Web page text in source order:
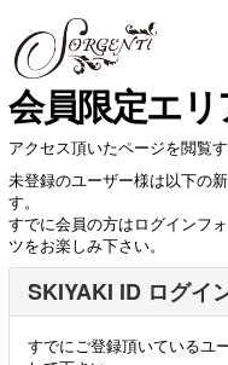
会員限定エリ
アクセス頂いたページを閲覧
未登録のユーザー様は以下の
す。
すでに会員の方はログインフ
ツをお楽しみ下さい。
SKIYAKI ID ログイ
すでにご登録頂いているユ